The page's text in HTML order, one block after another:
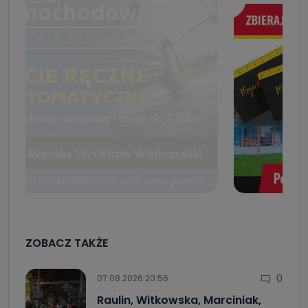
ZOBACZ TAKŻE
07.08.2026 20:56 0
Raulin, Witkowska, Marciniak,